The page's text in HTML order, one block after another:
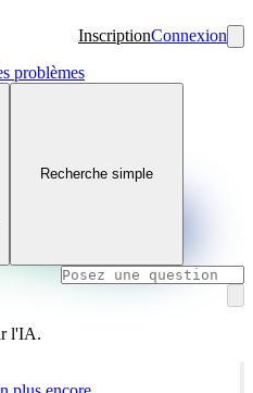
InscriptionConnexion
problèmes
Recherche simple
l'IA.